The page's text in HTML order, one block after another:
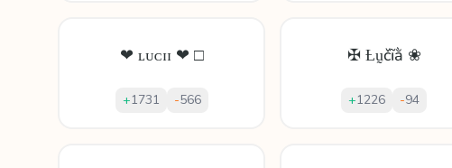
❤ ʟᴜᴄɪɪ ❤ □
+1731 -566
✠ Ƚṵčĩằ ❀
+1226 -94